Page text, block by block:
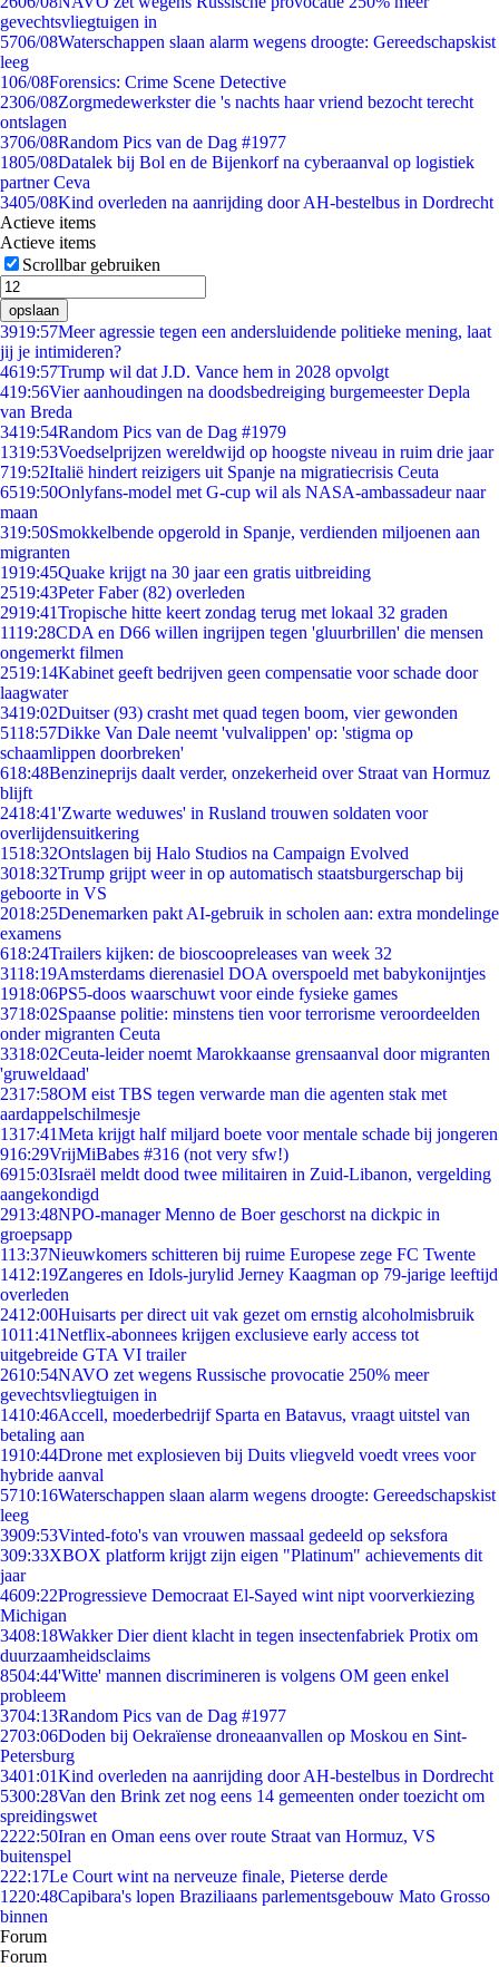
gevechtsvliegtuigen in
5706/08Waterschappen slaan alarm wegens droogte: Gereedschapskist
leeg
106/08Forensics: Crime Scene Detective
2306/08Zorgmedewerkster die 's nachts haar vriend bezocht terecht
ontslagen
3706/08Random Pics van de Dag #1977
1805/08Datalek bij Bol en de Bijenkorf na cyberaanval op logistiek
partner Ceva
3405/08Kind overleden na aanrijding door AH-bestelbus in Dordrecht
Actieve items
Actieve items
Scrollbar gebruiken
opslaan
3919:57Meer agressie tegen een andersluidende politieke mening, laat
jij je intimideren?
4619:57Trump wil dat J.D. Vance hem in 2028 opvolgt
419:56Vier aanhoudingen na doodsbedreiging burgemeester Depla
van Breda
3419:54Random Pics van de Dag #1979
1319:53Voedselprijzen wereldwijd op hoogste niveau in ruim drie jaar
719:52Italië hindert reizigers uit Spanje na migratiecrisis Ceuta
6519:50Onlyfans-model met G-cup wil als NASA-ambassadeur naar
maan
319:50Smokkelbende opgerold in Spanje, verdienden miljoenen aan
migranten
1919:45Quake krijgt na 30 jaar een gratis uitbreiding
2519:43Peter Faber (82) overleden
2919:41Tropische hitte keert zondag terug met lokaal 32 graden
1119:28CDA en D66 willen ingrijpen tegen 'gluurbrillen' die mensen
ongemerkt filmen
2519:14Kabinet geeft bedrijven geen compensatie voor schade door
laagwater
3419:02Duitser (93) crasht met quad tegen boom, vier gewonden
5118:57Dikke Van Dale neemt 'vulvalippen' op: 'stigma op
schaamlippen doorbreken'
618:48Benzineprijs daalt verder, onzekerheid over Straat van Hormuz
blijft
2418:41'Zwarte weduwes' in Rusland trouwen soldaten voor
overlijdensuitkering
1518:32Ontslagen bij Halo Studios na Campaign Evolved
3018:32Trump grijpt weer in op automatisch staatsburgerschap bij
geboorte in VS
2018:25Denemarken pakt AI-gebruik in scholen aan: extra mondelinge
examens
618:24Trailers kijken: de bioscoopreleases van week 32
3118:19Amsterdams dierenasiel DOA overspoeld met babykonijntjes
1918:06PS5-doos waarschuwt voor einde fysieke games
3718:02Spaanse politie: minstens tien voor terrorisme veroordeelden
onder migranten Ceuta
3318:02Ceuta-leider noemt Marokkaanse grensaanval door migranten
'gruweldaad'
2317:58OM eist TBS tegen verwarde man die agenten stak met
aardappelschilmesje
1317:41Meta krijgt half miljard boete voor mentale schade bij jongeren
916:29VrijMiBabes #316 (not very sfw!)
6915:03Israël meldt dood twee militairen in Zuid-Libanon, vergelding
aangekondigd
2913:48NPO-manager Menno de Boer geschorst na dickpic in
groepsapp
113:37Nieuwkomers schitteren bij ruime Europese zege FC Twente
1412:19Zangeres en Idols-jurylid Jerney Kaagman op 79-jarige leeftijd
overleden
2412:00Huisarts per direct uit vak gezet om ernstig alcoholmisbruik
1011:41Netflix-abonnees krijgen exclusieve early access tot
uitgebreide GTA VI trailer
2610:54NAVO zet wegens Russische provocatie 250% meer
gevechtsvliegtuigen in
1410:46Accell, moederbedrijf Sparta en Batavus, vraagt uitstel van
betaling aan
1910:44Drone met explosieven bij Duits vliegveld voedt vrees voor
hybride aanval
5710:16Waterschappen slaan alarm wegens droogte: Gereedschapskist
leeg
3909:53Vinted-foto's van vrouwen massaal gedeeld op seksfora
309:33XBOX platform krijgt zijn eigen "Platinum" achievements dit
jaar
4609:22Progressieve Democraat El-Sayed wint nipt voorverkiezing
Michigan
3408:18Wakker Dier dient klacht in tegen insectenfabriek Protix om
duurzaamheidsclaims
8504:44'Witte' mannen discrimineren is volgens OM geen enkel
probleem
3704:13Random Pics van de Dag #1977
2703:06Doden bij Oekraïense droneaanvallen op Moskou en Sint-
Petersburg
3401:01Kind overleden na aanrijding door AH-bestelbus in Dordrecht
5300:28Van den Brink zet nog eens 14 gemeenten onder toezicht om
spreidingswet
2222:50Iran en Oman eens over route Straat van Hormuz, VS
buitenspel
222:17Le Court wint na nerveuze finale, Pieterse derde
1220:48Capibara's lopen Braziliaans parlementsgebouw Mato Grosso
binnen
Forum
Forum